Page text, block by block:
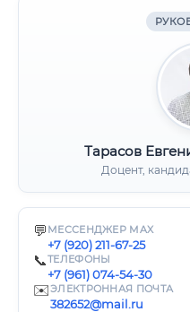
Тарасов
Доцент,
💬 МЕССЕНДЖЕР MAX
+7 (920) 211-67-25
📞ТЕЛЕФОНЫ
+7 (961) 074-54-30
✉️ЭЛЕКТРОННАЯ ПОЧТА
382652@mail.ru